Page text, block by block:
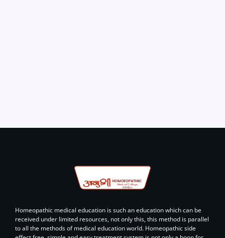
Homeopathic medical education is such an education which can be
received under limited resources, not only this, this method is parallel
to all the methods of medical education world. Homeopathic side